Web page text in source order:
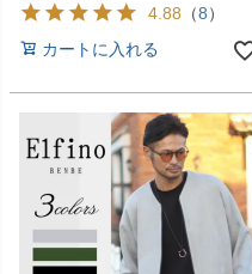
4.88 （8）
カートに入れる